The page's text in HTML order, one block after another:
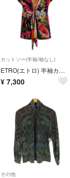
カットソー(半袖/袖なし)
ETRO(エトロ) 半袖カットソー サイズ42 M レディース美品 - パープル×オレンジ×マルチ
¥ 7,300
その他